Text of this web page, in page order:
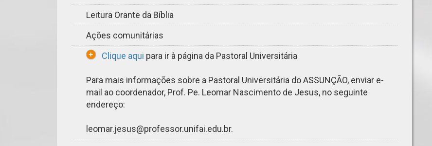
Leitura Orante da Bíblia
Ações comunitárias
Clique aqui para ir à página da Pastoral Universitária
Para mais informações sobre a Pastoral Universitária do ASSUNÇÃO, enviar e-
mail ao coordenador, Prof. Pe. Leomar Nascimento de Jesus, no seguinte
endereço:
leomar.jesus@professor.unifai.edu.br.